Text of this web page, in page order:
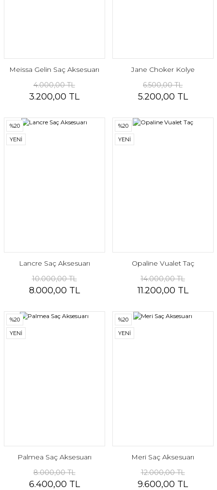
Meissa Gelin Saç Aksesuarı
4.000,00 TL
3.200,00 TL
Jane Choker Kolye
6.500,00 TL
5.200,00 TL
%20
YENİ
Lancre Saç Aksesuarı
10.000,00 TL
8.000,00 TL
%20
YENİ
Opaline Vualet Taç
14.000,00 TL
11.200,00 TL
%20
YENİ
Palmea Saç Aksesuarı
8.000,00 TL
6.400,00 TL
%20
YENİ
Meri Saç Aksesuarı
12.000,00 TL
9.600,00 TL